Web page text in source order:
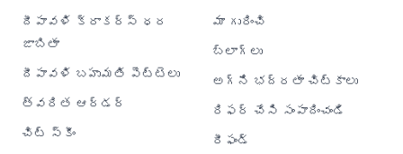
దీపావళి క్రాకర్‌స్ ధర
జాబితా
దీపావళి బహుమతి పెట్టెలు
త్వరిత ఆర్డర్
చిట్ స్కీం
మా గురించి
బ్లాగ్‌లు
అగ్ని భద్రతా చిట్కాలు
రిఫర్ చేసి సంపాదించండి
రీఫండ్